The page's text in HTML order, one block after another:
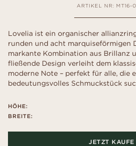
ARTIKEL NR: MT16-
Lovelia ist ein organischer
runden und acht marquiseförmigen
markante Kombination aus Brillanz
fließende Design verleiht dem
moderne Note – perfekt für alle, die
bedeutungsvolles Schmuckstück
HÖHE:
BREITE:
JETZT KAUFE